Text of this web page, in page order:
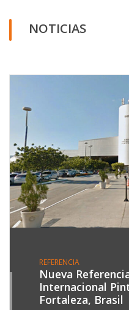
NOTICIAS
REFERENCIA
Nueva
Internacional
Fortaleza, Brasil